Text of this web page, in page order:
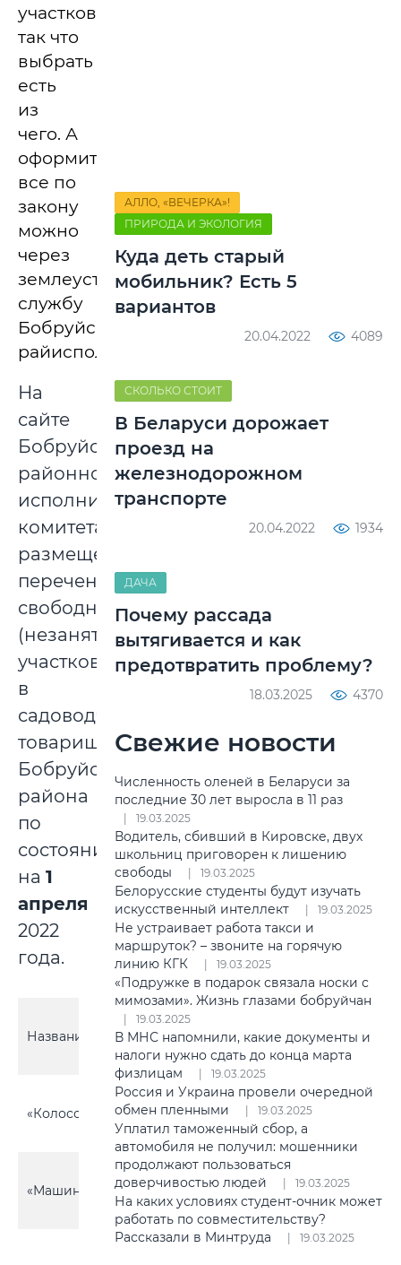
участков,
так что
выбрать
есть
из
чего. А
оформить
все по
закону
можно
через
землеустроительную
службу
Бобруйского
райисполкома.
На
сайте
Бобруйского
районного
исполнительного
комитета
размещен
перечень
свободных
(незанятых)
участков
в
садоводческих
товариществах
Бобруйского
района
по
состоянию
на 1
апреля
2022
года.
Название СТ
Местоположение
СТ
участков,
шт.
«Колосок»
Вишневский с\с,
около д.
Вишневка
«Машиностроитель»
Сычковский с\с,
около д.
Мирадино
27
АЛЛО, «ВЕЧЕРКА»!
ПРИРОДА И ЭКОЛОГИЯ
Куда деть старый
мобильник? Есть 5
вариантов
20.04.2022 4089
СКОЛЬКО СТОИТ
В Беларуси дорожает
проезд на
железнодорожном
транспорте
20.04.2022 1934
ДАЧА
Почему рассада
вытягивается и как
предотвратить проблему?
18.03.2025 4370
Свежие новости
Численность оленей в Беларуси за
последние 30 лет выросла в 11 раз
19.03.2025
Водитель, сбивший в Кировске, двух
школьниц приговорен к лишению
свободы
19.03.2025
Белорусские студенты будут изучать
искусственный интеллект
19.03.2025
Не устраивает работа такси и
маршруток? – звоните на горячую
линию КГК
19.03.2025
«Подружке в подарок связала носки с
мимозами». Жизнь глазами бобруйчан
19.03.2025
В МНС напомнили, какие документы и
налоги нужно сдать до конца марта
физлицам
19.03.2025
Россия и Украина провели очередной
обмен пленными
19.03.2025
Уплатил таможенный сбор, а
автомобиля не получил: мошенники
продолжают пользоваться
доверчивостью людей
19.03.2025
На каких условиях студент-очник может
работать по совместительству?
Рассказали в Минтруда
19.03.2025